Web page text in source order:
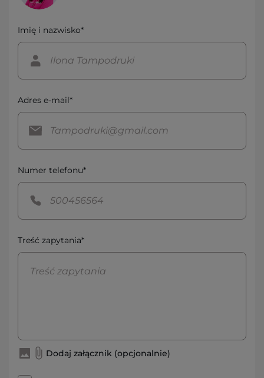
Imię i nazwisko*
Adres e-mail*
Numer telefonu*
Treść zapytania*
Dodaj załącznik (opcjonalnie)